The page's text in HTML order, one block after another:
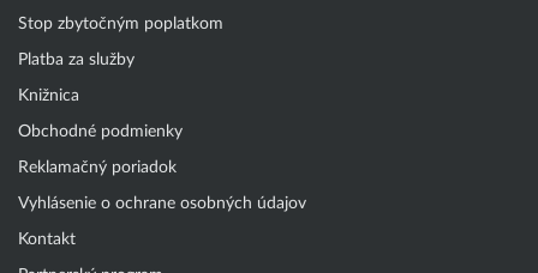
Stop zbytočným poplatkom
Platba za služby
Knižnica
Obchodné podmienky
Reklamačný poriadok
Vyhlásenie o ochrane osobných údajov
Kontakt